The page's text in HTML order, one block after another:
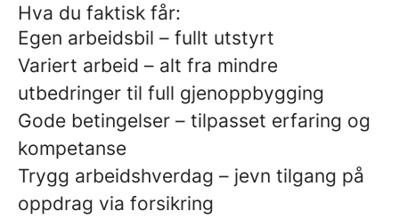
Hva du faktisk får:
Egen arbeidsbil – fullt utstyrt
Variert arbeid – alt fra mindre
utbedringer til full gjenoppbygging
Gode betingelser – tilpasset erfaring og
kompetanse
Trygg arbeidshverdag – jevn tilgang på
oppdrag via forsikring